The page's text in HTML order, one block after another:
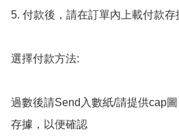
5. 付款後，請在訂單內上載付款
選擇付款方法:
過數後請Send入數紙/請提供cap
存據，以便確認